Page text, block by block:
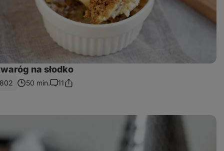
na słodko
802 50 min.
Uwagi
11Podziel